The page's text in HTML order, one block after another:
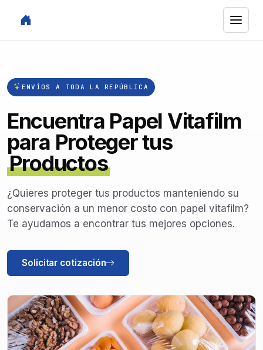
ENVÍOS A TODA LA REPÚBLICA
Encuentra Papel Vitafilm
para Proteger tus
Productos
¿Quieres proteger tus productos manteniendo su
conservación a un menor costo con papel vitafilm?
Te ayudamos a encontrar tus mejores opciones.
Solicitar cotización